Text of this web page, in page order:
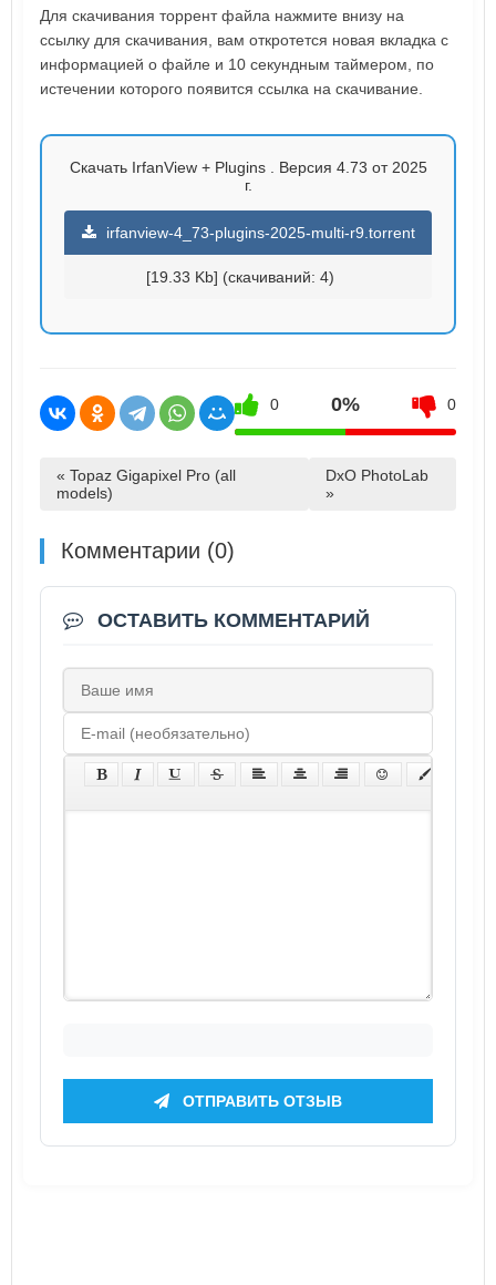
Для скачивания торрент файла нажмите внизу на
ссылку для скачивания, вам откротется новая вкладка с
информацией о файле и 10 секундным таймером, по
истечении которого появится ссылка на скачивание.
Скачать IrfanView + Plugins . Версия 4.73 от 2025
г.
irfanview-4_73-plugins-2025-multi-r9.torrent
[19.33 Kb] (cкачиваний: 4)
0 0% 0
« Topaz Gigapixel Pro (all
models)
DxO PhotoLab
»
Комментарии (0)
ОСТАВИТЬ КОММЕНТАРИЙ
ОТПРАВИТЬ ОТЗЫВ